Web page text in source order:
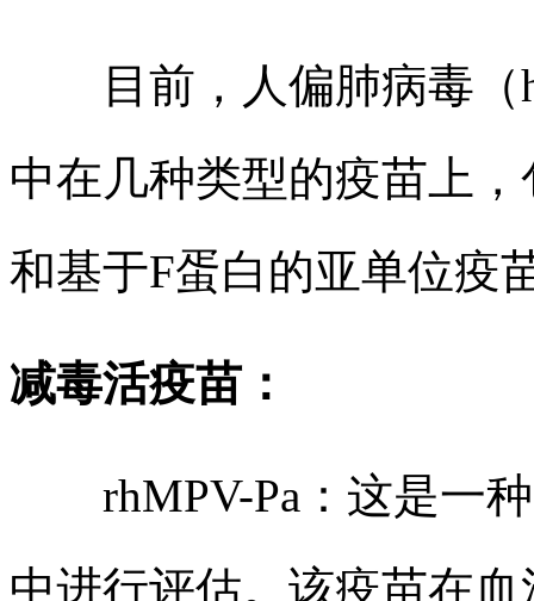
目前，人偏肺病毒（
中在几种类型的疫苗上
和基于F蛋白的亚单位疫
减毒活疫苗：
rhMPV-Pa：这是一种
中进行评估。该疫苗在